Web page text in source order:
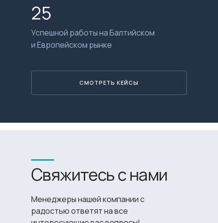
СМОТРЕТЬ КЕЙСЫ
25
Успешной работы на Балтийском
и Европейском рынке
Менеджеры нашей компании с
радостью ответят на все
Свяжитесь с нами